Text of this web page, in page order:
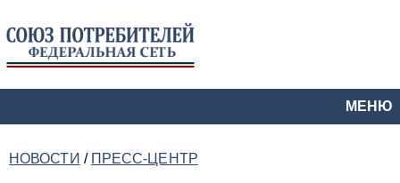
МЕНЮ
НОВОСТИ / ПРЕСС-ЦЕНТР